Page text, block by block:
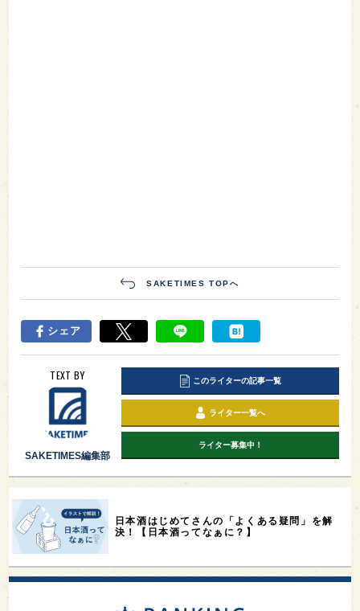
SAKETIMES TOPへ
シェア
TEXT BY
SAKETIMES編集部
このライターの記事一覧
ライター一覧へ
ライター募集中！
日本酒はじめてさんの「よくある疑問」を解
決！【日本酒ってなぁに？】